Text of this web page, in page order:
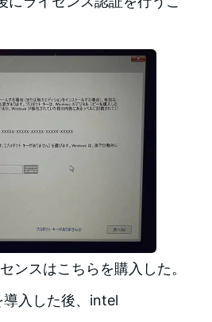
ンスはこちらを購入した。
入した後、intel